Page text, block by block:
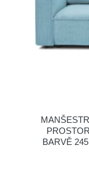
BARVĚ